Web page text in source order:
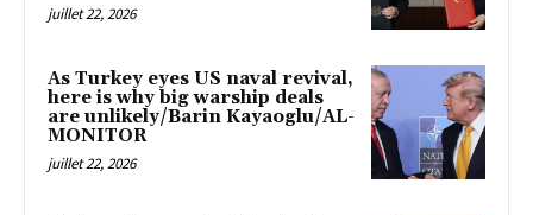
juillet 22, 2026
As Turkey eyes US naval revival,
here is why big warship deals
are unlikely/Barin Kayaoglu/AL-
MONITOR
juillet 22, 2026